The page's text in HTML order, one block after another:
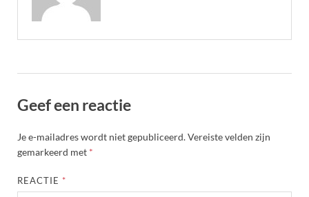
Geef een reactie
Je e-mailadres wordt niet gepubliceerd.Vereiste velden zijn
gemarkeerd met *
REACTIE *